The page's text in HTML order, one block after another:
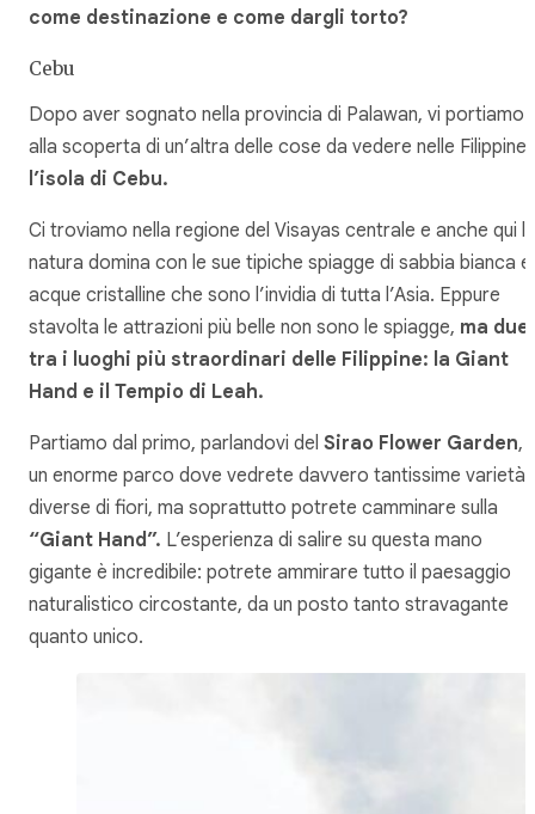
come destinazione e come dargli torto?
Cebu
Dopo aver sognato nella provincia di Palawan, vi portiamo
alla scoperta di un’altra delle cose da vedere nelle Filippine:
l’isola di Cebu.
Ci troviamo nella regione del Visayas centrale e anche qui la
natura domina con le sue tipiche spiagge di sabbia bianca e
acque cristalline che sono l’invidia di tutta l’Asia. Eppure
stavolta le attrazioni più belle non sono le spiagge, ma due
tra i luoghi più straordinari delle Filippine: la Giant
Hand e il Tempio di Leah.
Partiamo dal primo, parlandovi del Sirao Flower Garden,
un enorme parco dove vedrete davvero tantissime varietà
diverse di fiori, ma soprattutto potrete camminare sulla
“Giant Hand”. L’esperienza di salire su questa mano
gigante è incredibile: potrete ammirare tutto il paesaggio
naturalistico circostante, da un posto tanto stravagante
quanto unico.